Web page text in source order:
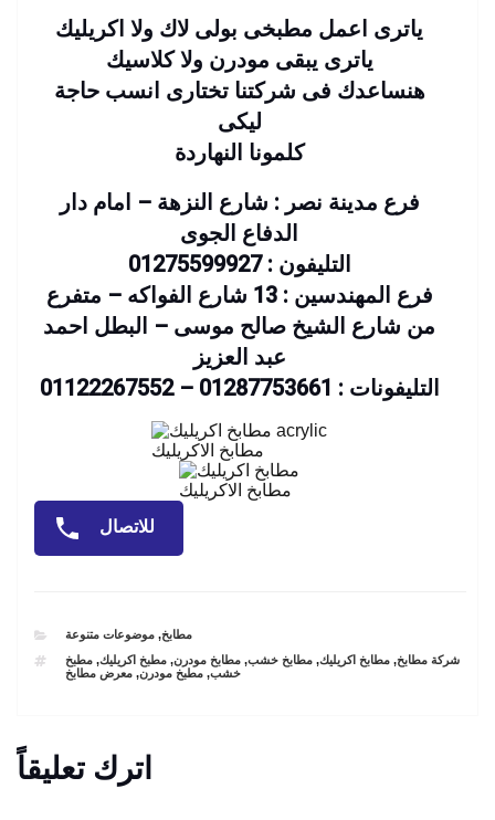
ياترى اعمل مطبخى بولى لاك ولا اكريليك
ياترى يبقى مودرن ولا كلاسيك
هنساعدك فى شركتنا تختارى انسب حاجة
ليكى
كلمونا النهاردة
فرع مدينة نصر : شارع النزهة – امام دار
الدفاع الجوى
التليفون : 01275599927
فرع المهندسين : 13 شارع الفواكه – متفرع
من شارع الشيخ صالح موسى – البطل احمد
عبد العزيز
التليفونات : 01287753661 – 01122267552
مطابخ الاكريليك
مطابخ الاكريليك
للاتصال
CATEGORIES مطابخ,موضوعات متنوعة
TAGS
شركة مطابخ,مطابخ اكريليك,مطابخ خشب,مطابخ مودرن,مطبخ اكريليك,مطبخ
خشب,مطبخ مودرن,معرض مطابخ
اترك تعليقاً